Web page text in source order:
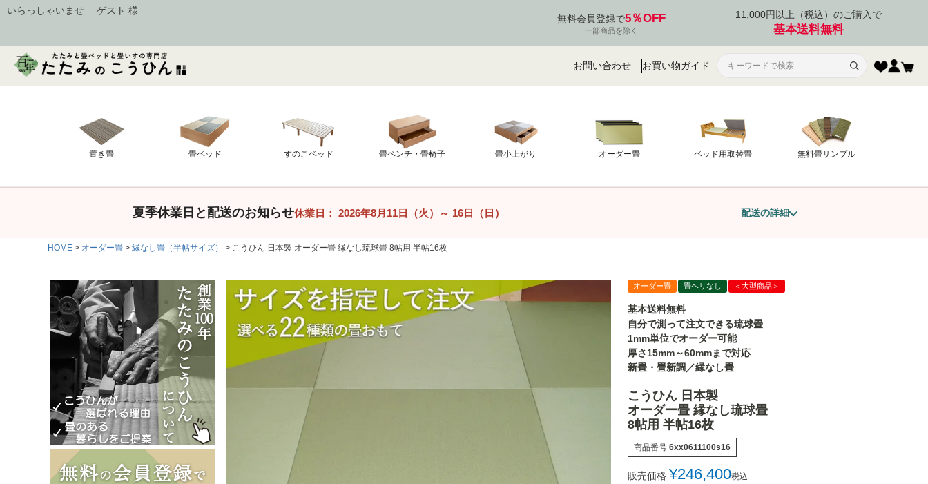
いらっしゃいませ ゲスト 様
無料会員登録で5％OFF
一部商品を除く
11,000円以上（税込）のご購入で
基本送料無料
お問い合わせ お買い物ガイド
置き畳 畳ベッド すのこベッド 畳ベンチ・畳椅子 畳小上がり オーダー畳 ベッド用取替畳 無料畳サンプル
夏季休業日と配送のお知らせ休業日： 2026年8月11日（火） ～ 16日（日） 配送の詳細
HOME オーダー畳 縁なし畳（半帖サイズ） こうひん 日本製 オーダー畳 縁なし琉球畳 8帖用 半帖16枚
オーダー畳 畳ヘリなし ＜大型商品＞
基本送料無料
自分で測って注文できる琉球畳
1mm単位でオーダー可能
厚さ15mm～60mmまで対応
新畳・畳新調／縁なし畳
こうひん 日本製
オーダー畳 縁なし琉球畳
8帖用 半帖16枚
商品番号 6xx0611100s16
販売価格 ¥246,400税込